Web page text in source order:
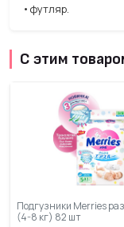
•футляр.
С этим
Подгузники Merries
(4-8 кг) 82 шт